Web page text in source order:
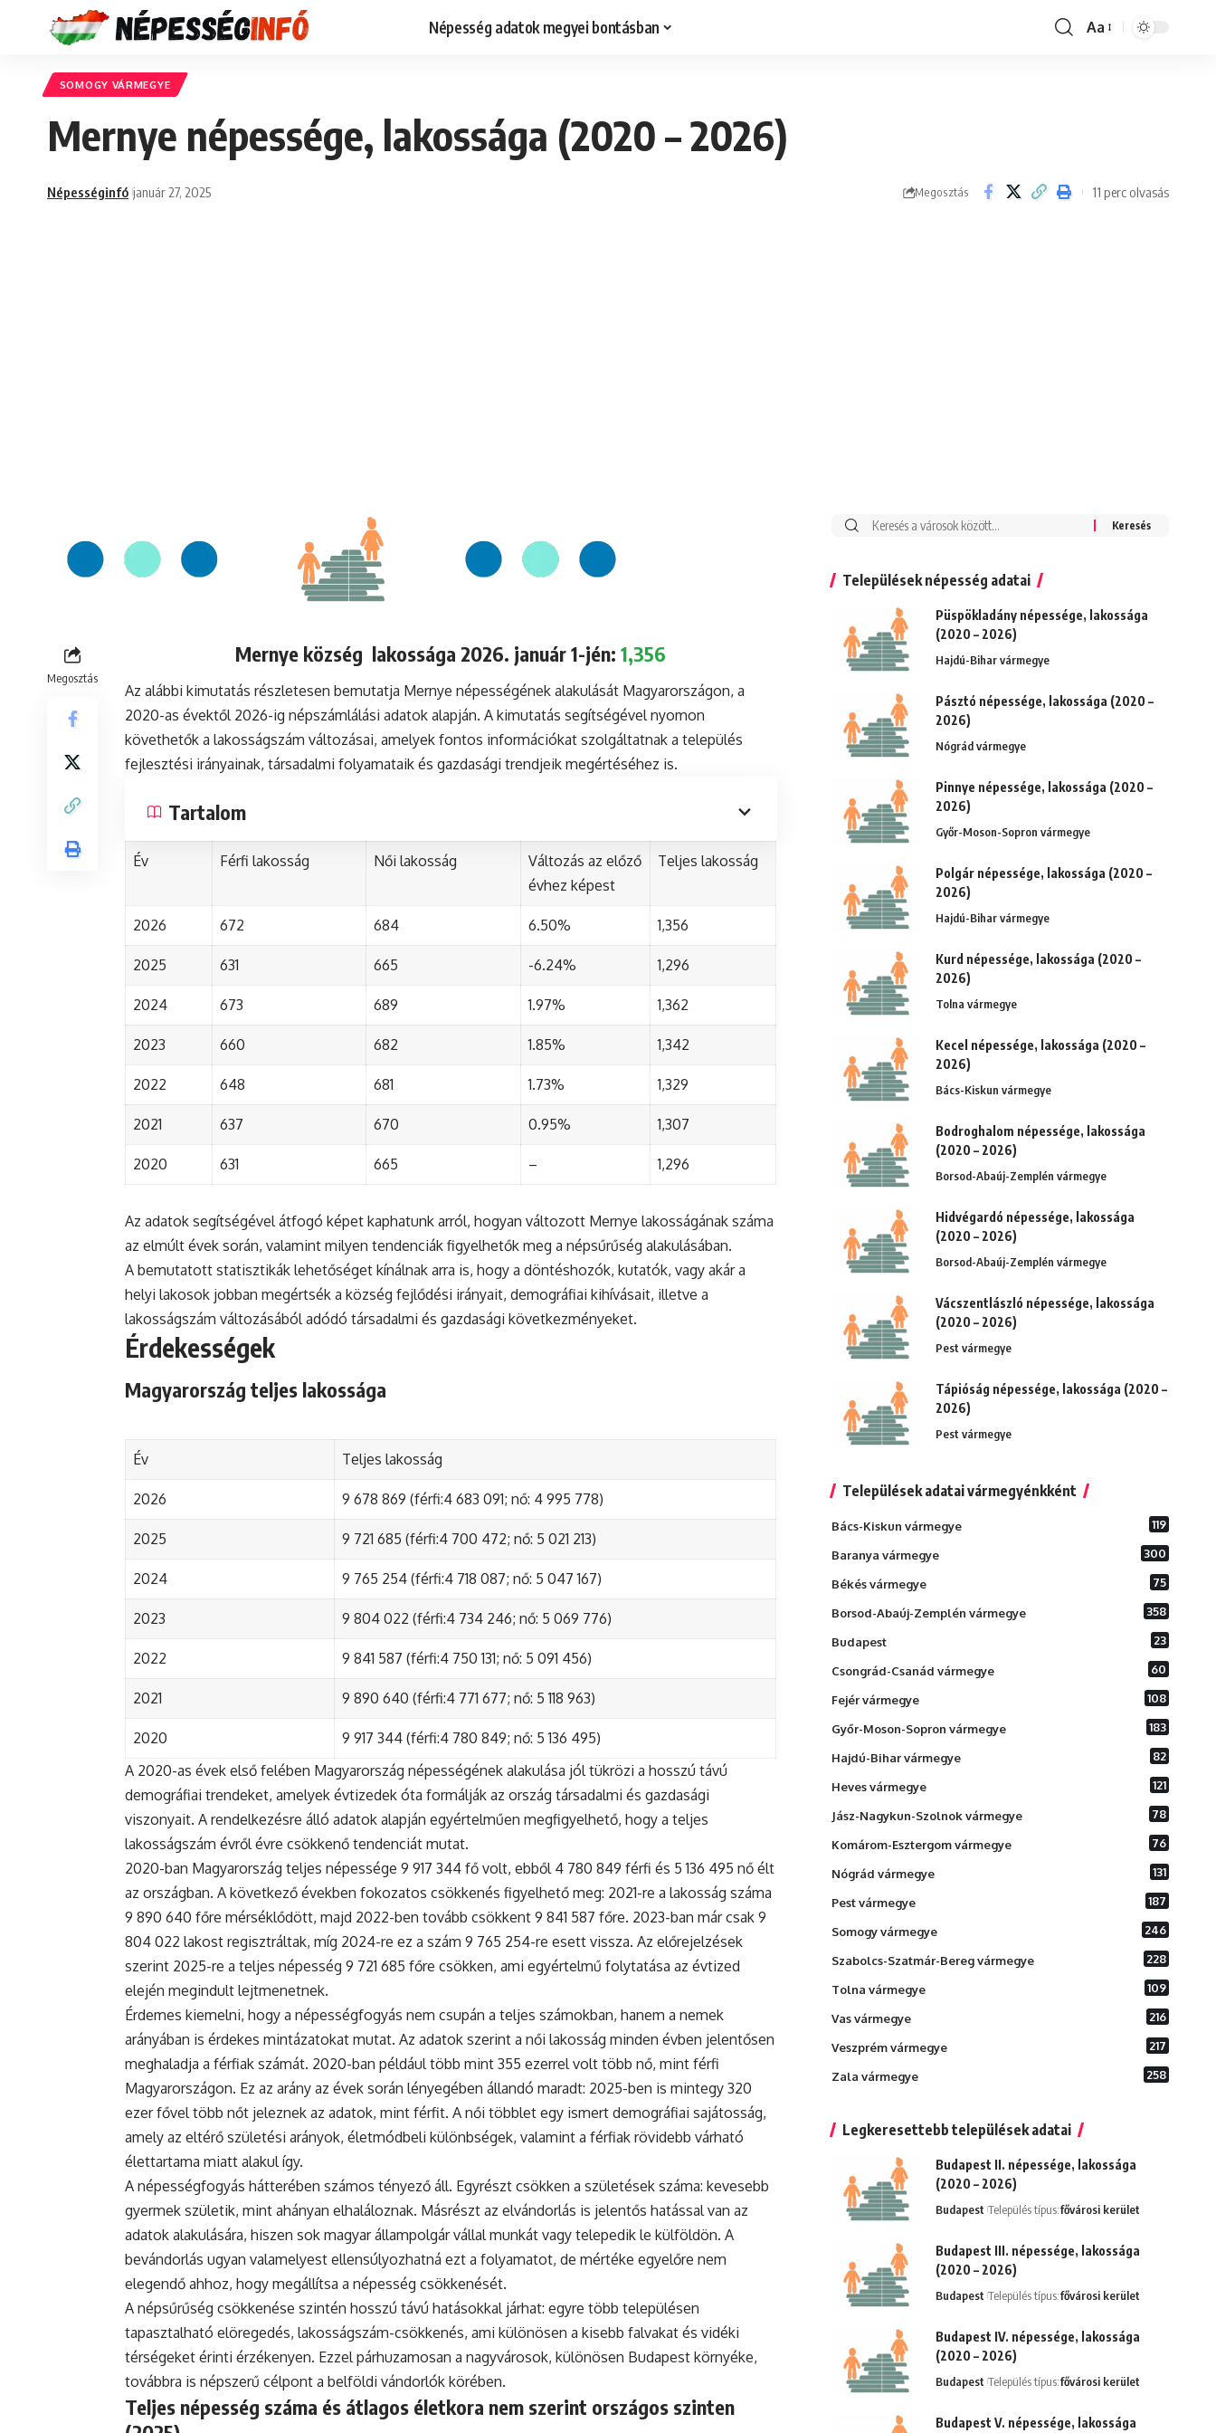
Népesség adatok megyei bontásban
Font
Aa
SOMOGY VÁRMEGYE
Mernye népessége, lakossága (2020 – 2026)
Népességinfó január 27, 2025 Megosztás 11 perc olvasás
Megosztás
Mernye község lakossága 2026. január 1-jén:1,356
Az alábbi kimutatás részletesen bemutatja Mernye népességének alakulását Magyarországon, a
2020-as évektől 2026-ig népszámlálási adatok alapján. A kimutatás segítségével nyomon
követhetők a lakosságszám változásai, amelyek fontos információkat szolgáltatnak a település
fejlesztési irányainak, társadalmi folyamataik és gazdasági trendjeik megértéséhez is.
Tartalom
Év Férfi lakosság Női lakosság
Változás az előző
évhez képest
Teljes lakosság
2026 672 684 6.50% 1,356
2025 631 665 -6.24% 1,296
2024 673 689 1.97% 1,362
2023 660 682 1.85% 1,342
2022 648 681 1.73% 1,329
2021 637 670 0.95% 1,307
2020 631 665 – 1,296
Az adatok segítségével átfogó képet kaphatunk arról, hogyan változott Mernye lakosságának száma
az elmúlt évek során, valamint milyen tendenciák figyelhetők meg a népsűrűség alakulásában.
A bemutatott statisztikák lehetőséget kínálnak arra is, hogy a döntéshozók, kutatók, vagy akár a
helyi lakosok jobban megértsék a község fejlődési irányait, demográfiai kihívásait, illetve a
lakosságszám változásából adódó társadalmi és gazdasági következményeket.
Érdekességek
Magyarország teljes lakossága
Év Teljes lakosság
2026 9 678 869 (férfi:4 683 091; nő: 4 995 778)
2025 9 721 685 (férfi:4 700 472; nő: 5 021 213)
2024 9 765 254 (férfi:4 718 087; nő: 5 047 167)
2023 9 804 022 (férfi:4 734 246; nő: 5 069 776)
2022 9 841 587 (férfi:4 750 131; nő: 5 091 456)
2021 9 890 640 (férfi:4 771 677; nő: 5 118 963)
2020
9 917 344 (férfi:4 780 849; nő: 5 136 495)
A 2020-as évek első felében Magyarország népességének alakulása jól tükrözi a hosszú távú
demográfiai trendeket, amelyek évtizedek óta formálják az ország társadalmi és gazdasági
viszonyait. A rendelkezésre álló adatok alapján egyértelműen megfigyelhető, hogy a teljes
lakosságszám évről évre csökkenő tendenciát mutat.
2020-ban Magyarország teljes népessége 9 917 344 fő volt, ebből 4 780 849 férfi és 5 136 495 nő élt
az országban. A következő években fokozatos csökkenés figyelhető meg: 2021-re a lakosság száma
9 890 640 főre mérséklődött, majd 2022-ben tovább csökkent 9 841 587 főre. 2023-ban már csak 9
804 022 lakost regisztráltak, míg 2024-re ez a szám 9 765 254-re esett vissza. Az előrejelzések
szerint 2025-re a teljes népesség 9 721 685 főre csökken, ami egyértelmű folytatása az évtized
elején megindult lejtmenetnek.
Érdemes kiemelni, hogy a népességfogyás nem csupán a teljes számokban, hanem a nemek
arányában is érdekes mintázatokat mutat. Az adatok szerint a női lakosság minden évben jelentősen
meghaladja a férfiak számát. 2020-ban például több mint 355 ezerrel volt több nő, mint férfi
Magyarországon. Ez az arány az évek során lényegében állandó maradt: 2025-ben is mintegy 320
ezer fővel több nőt jeleznek az adatok, mint férfit. A női többlet egy ismert demográfiai sajátosság,
amely az eltérő születési arányok, életmódbeli különbségek, valamint a férfiak rövidebb várható
élettartama miatt alakul így.
A népességfogyás hátterében számos tényező áll. Egyrészt csökken a születések száma: kevesebb
gyermek születik, mint ahányan elhaláloznak. Másrészt az elvándorlás is jelentős hatással van az
adatok alakulására, hiszen sok magyar állampolgár vállal munkát vagy telepedik le külföldön. A
bevándorlás ugyan valamelyest ellensúlyozhatná ezt a folyamatot, de mértéke egyelőre nem
elegendő ahhoz, hogy megállítsa a népesség csökkenését.
A népsűrűség csökkenése szintén hosszú távú hatásokkal járhat: egyre több településen
tapasztalható elöregedés, lakosságszám-csökkenés, ami különösen a kisebb falvakat és vidéki
térségeket érinti érzékenyen. Ezzel párhuzamosan a nagyvárosok, különösen Budapest környéke,
továbbra is népszerű célpont a belföldi vándorlók körében.
Teljes népesség száma és átlagos életkora nem szerint országos szinten
Keresés:
Települések népesség adatai
Püspökladány népessége, lakossága
(2020 – 2026)
Hajdú-Bihar vármegye
Pásztó népessége, lakossága (2020 –
2026)
Nógrád vármegye
Pinnye népessége, lakossága (2020 –
2026)
Győr-Moson-Sopron vármegye
Polgár népessége, lakossága (2020 –
2026)
Hajdú-Bihar vármegye
Kurd népessége, lakossága (2020 –
2026)
Tolna vármegye
Kecel népessége, lakossága (2020 –
2026)
Bács-Kiskun vármegye
Bodroghalom népessége, lakossága
(2020 – 2026)
Borsod-Abaúj-Zemplén vármegye
Hidvégardó népessége, lakossága
(2020 – 2026)
Borsod-Abaúj-Zemplén vármegye
Vácszentlászló népessége, lakossága
(2020 – 2026)
Pest vármegye
Tápióság népessége, lakossága (2020 –
2026)
Pest vármegye
Települések adatai vármegyénkként
Bács-Kiskun vármegye 119
Baranya vármegye 300
Békés vármegye 75
Borsod-Abaúj-Zemplén vármegye 358
Budapest 23
Csongrád-Csanád vármegye 60
Fejér vármegye 108
Győr-Moson-Sopron vármegye 183
Hajdú-Bihar vármegye 82
Heves vármegye 121
Jász-Nagykun-Szolnok vármegye 78
Komárom-Esztergom vármegye 76
Nógrád vármegye 131
Pest vármegye 187
Somogy vármegye 246
Szabolcs-Szatmár-Bereg vármegye 228
Tolna vármegye 109
Vas vármegye 216
Veszprém vármegye 217
Zala vármegye 258
Legkeresettebb települések adatai
Budapest II. népessége, lakossága
(2020 – 2026)
Budapest Település típus:fővárosi kerület
Budapest III. népessége, lakossága
(2020 – 2026)
Budapest Település típus:fővárosi kerület
Budapest IV. népessége, lakossága
(2020 – 2026)
Budapest Település típus:fővárosi kerület
Budapest V. népessége, lakossága